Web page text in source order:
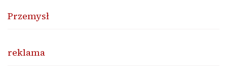
Przemysł
reklama